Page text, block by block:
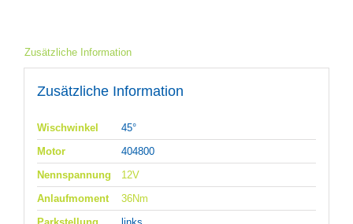
Zusätzliche Information
Zusätzliche Information
Wischwinkel
45°
Motor
404800
Nennspannung
12V
Anlaufmoment
36Nm